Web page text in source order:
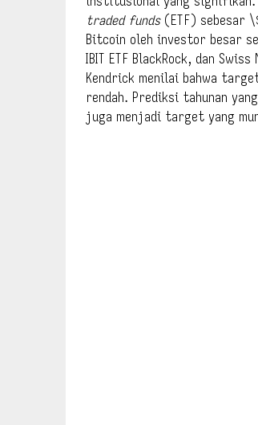
traded funds(ETF) sebesar
Bitcoin oleh investor besar
IBIT ETF BlackRock, dan
Kendrick menilai bahwa
rendah. Prediksi tahunan
juga menjadi target yang